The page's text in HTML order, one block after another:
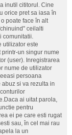
inutil cititorul. Cine
orice pret sa iasa în
poate face în alt
ceilalti
comunitatii.
utilizator este
printr-un singur nume
(user). Inregistrarea
nume de utilizator
persoana
abuz si va rezulta in
ai uitat parola,
pentru
ei pe care esti rugat
sau, în cel mai rau
la un